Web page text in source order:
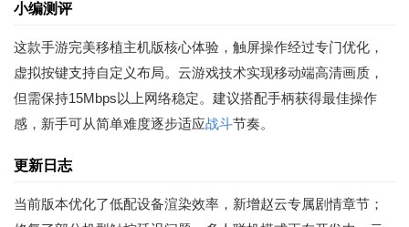
小编测评
这款手游完美移植主机版核心体验，触屏操作经过专门优化，
虚拟按键支持自定义布局。云游戏技术实现移动端高清画质，
但需保持15Mbps以上网络稳定。建议搭配手柄获得最佳操作
感，新手可从简单难度逐步适应战斗节奏。
更新日志
当前版本优化了低配设备渲染效率，新增赵云专属剧情章节；